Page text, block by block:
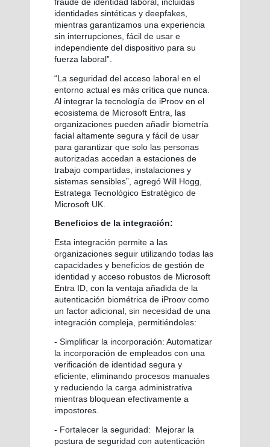
identidades sintéticas y deepfakes,
mientras garantizamos una experiencia
sin interrupciones, fácil de usar e
independiente del dispositivo para su
fuerza laboral”.
“La seguridad del acceso laboral en el
entorno actual es más crítica que nunca.
Al integrar la tecnología de iProov en el
ecosistema de Microsoft Entra, las
organizaciones pueden añadir biometría
facial altamente segura y fácil de usar
para garantizar que solo las personas
autorizadas accedan a estaciones de
trabajo compartidas, instalaciones y
sistemas sensibles”, agregó Will Hogg,
Estratega Tecnológico Estratégico de
Microsoft UK.
Beneficios de la integración:
Esta integración permite a las
organizaciones seguir utilizando todas las
capacidades y beneficios de gestión de
identidad y acceso robustos de Microsoft
Entra ID, con la ventaja añadida de la
autenticación biométrica de iProov como
un factor adicional, sin necesidad de una
integración compleja, permitiéndoles:
- Simplificar la incorporación: Automatizar
la incorporación de empleados con una
verificación de identidad segura y
eficiente, eliminando procesos manuales
y reduciendo la carga administrativa
mientras bloquean efectivamente a
impostores.
- Fortalecer la seguridad:
Mejorar la
postura de seguridad con autenticación